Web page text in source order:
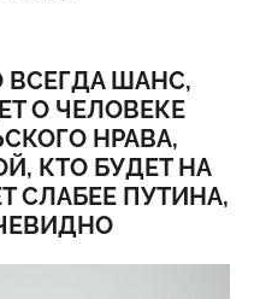
ВСЕГДА ШАНС,
О ЧЕЛОВЕКЕ
НРАВА,
КТО БУДЕТ НА
СЛАБЕЕ ПУТИНА,